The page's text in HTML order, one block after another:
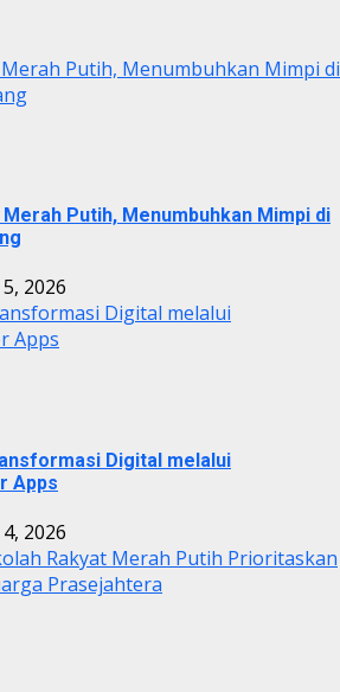
Putih, Menumbuhkan Mimpi di
Putih, Menumbuhkan Mimpi di
2026
Digital melalui
Apps
Digital melalui
Apps
2026
Rakyat Merah Putih Prioritaskan
Prasejahtera